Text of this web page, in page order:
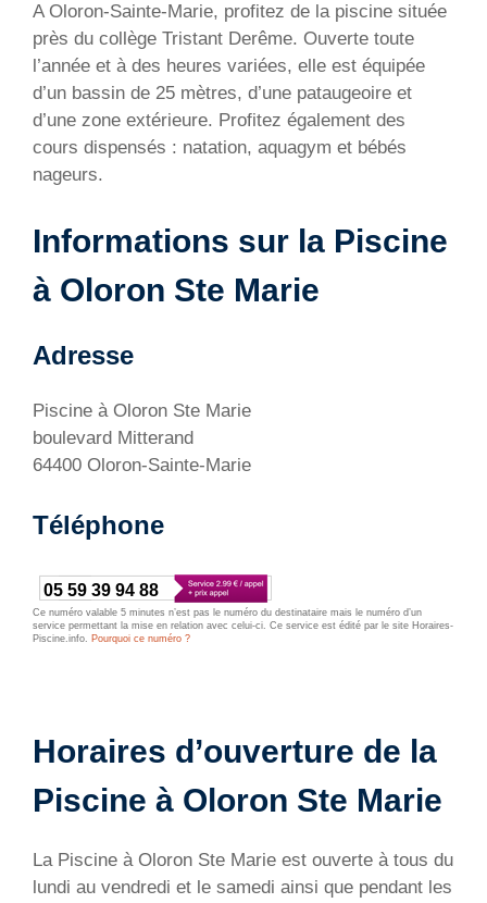
A Oloron-Sainte-Marie, profitez de la piscine située
près du collège Tristant Derême. Ouverte toute
l’année et à des heures variées, elle est équipée
d’un bassin de 25 mètres, d’une pataugeoire et
d’une zone extérieure. Profitez également des
cours dispensés : natation, aquagym et bébés
nageurs.
Informations sur la Piscine
à Oloron Ste Marie
Adresse
Piscine à Oloron Ste Marie
boulevard Mitterand
64400 Oloron-Sainte-Marie
Téléphone
05 59 39 94 88
Ce numéro valable 5 minutes n’est pas le numéro du destinataire mais le numéro d’un
service permettant la mise en relation avec celui-ci. Ce service est édité par le site Horaires-
Piscine.info. Pourquoi ce numéro ?
Horaires d’ouverture de la
Piscine à Oloron Ste Marie
La Piscine à Oloron Ste Marie est ouverte à tous du
lundi au vendredi et le samedi ainsi que pendant les